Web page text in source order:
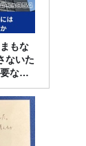
もな
ないた
なの